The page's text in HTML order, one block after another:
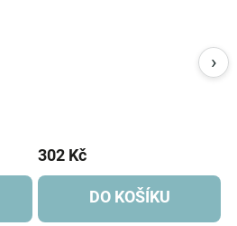
302 Kč
DO KOŠÍKU